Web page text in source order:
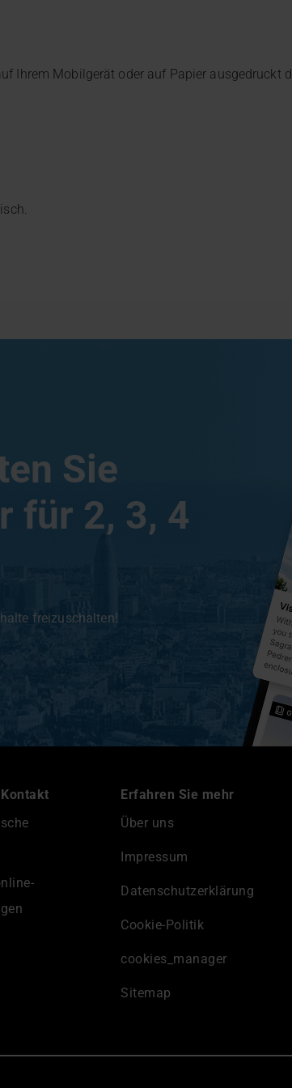
Ihrem Mobilgerät oder auf Papier ausgedruckt
Sie
für 2, 3, 4
freizuschalten!
Erfahren Sie mehr
Über uns
Impressum
Datenschutzerklärung
Cookie-Politik
cookies_manager
Sitemap